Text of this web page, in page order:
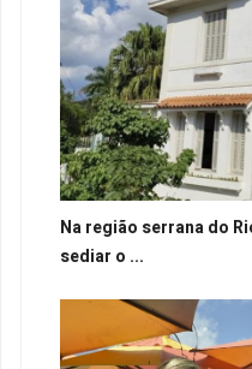
Na região serrana do
sediar o ...